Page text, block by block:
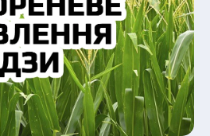
погоджуєтеся з політикою
даних.